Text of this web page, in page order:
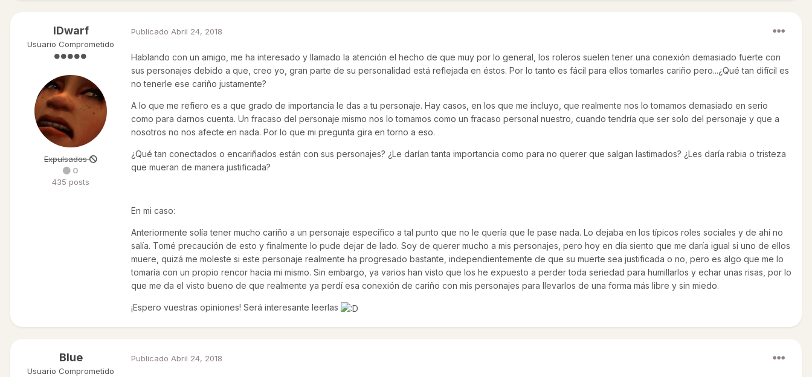
IDwarf
Usuario Comprometido
Expulsados
0
435 posts
Publicado Abril 24, 2018
Hablando con un amigo, me ha interesado y llamado la atención el hecho de que muy por lo general, los roleros suelen tener una conexión demasiado fuerte con
sus personajes debido a que, creo yo, gran parte de su personalidad está reflejada en éstos. Por lo tanto es fácil para ellos tomarles cariño pero...¿Qué tan difícil es
no tenerle ese cariño justamente?
A lo que me refiero es a que grado de importancia le das a tu personaje. Hay casos, en los que me incluyo, que realmente nos lo tomamos demasiado en serio
como para darnos cuenta. Un fracaso del personaje mismo nos lo tomamos como un fracaso personal nuestro, cuando tendría que ser solo del personaje y que a
nosotros no nos afecte en nada. Por lo que mi pregunta gira en torno a eso.
¿Qué tan conectados o encariñados están con sus personajes? ¿Le darían tanta importancia como para no querer que salgan lastimados? ¿Les daría rabia o tristeza
que mueran de manera justificada?
En mi caso:
Anteriormente solía tener mucho cariño a un personaje específico a tal punto que no le quería que le pase nada. Lo dejaba en los típicos roles sociales y de ahí no
salía. Tomé precaución de esto y finalmente lo pude dejar de lado. Soy de querer mucho a mis personajes, pero hoy en día siento que me daría igual si uno de ellos
muere, quizá me moleste si este personaje realmente ha progresado bastante, independientemente de que su muerte sea justificada o no, pero es algo que me lo
tomaría con un propio rencor hacia mi mismo. Sin embargo, ya varios han visto que los he expuesto a perder toda seriedad para humillarlos y echar unas risas, por lo
que me da el visto bueno de que realmente ya perdí esa conexión de cariño con mis personajes para llevarlos de una forma más libre y sin miedo.
¡Espero vuestras opiniones! Será interesante leerlas
Blue
Usuario Comprometido
Publicado Abril 24, 2018